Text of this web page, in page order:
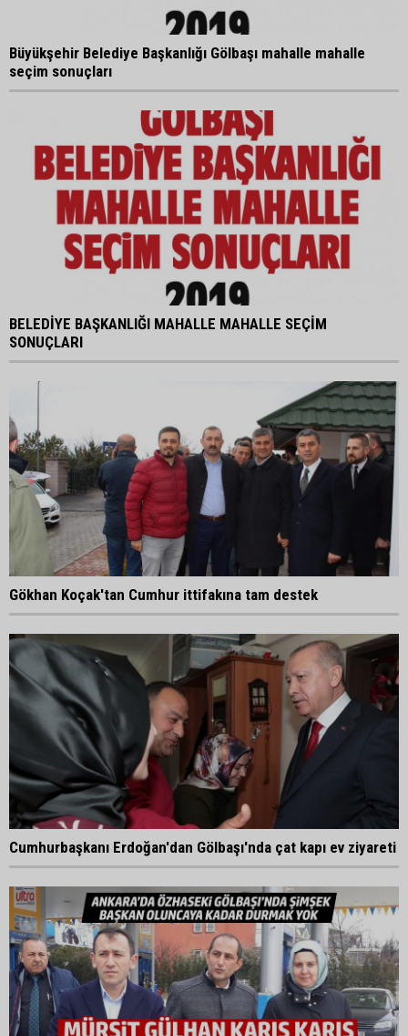
Büyükşehir Belediye Başkanlığı Gölbaşı mahalle mahalle
seçim sonuçları
BELEDİYE BAŞKANLIĞI MAHALLE MAHALLE SEÇİM
SONUÇLARI
Gökhan Koçak'tan Cumhur ittifakına tam destek
Cumhurbaşkanı Erdoğan'dan Gölbaşı'nda çat kapı ev ziyareti